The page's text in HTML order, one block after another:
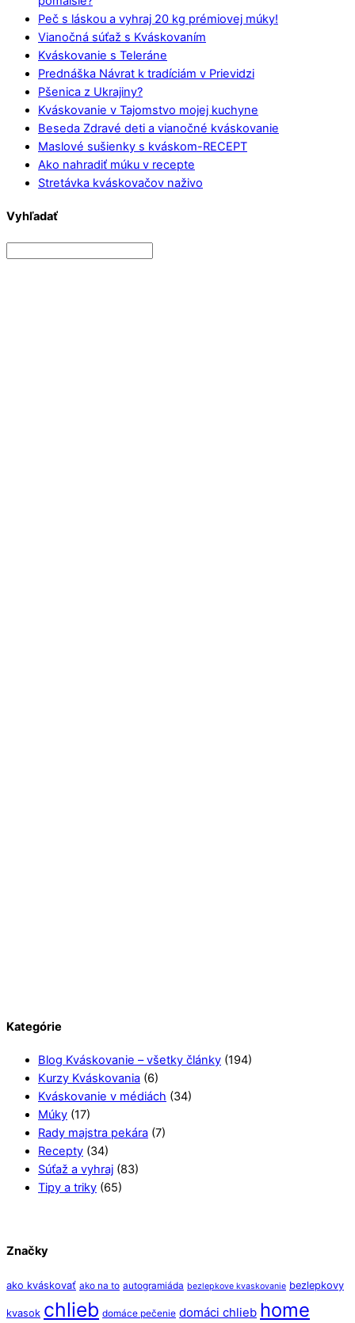
Peč s láskou a vyhraj 20 kg prémiovej múky!
Vianočná súťaž s Kváskovaním
Kváskovanie s Teleráne
Prednáška Návrat k tradíciám v Prievidzi
Pšenica z Ukrajiny?
Kváskovanie v Tajomstvo mojej kuchyne
Beseda Zdravé deti a vianočné kváskovanie
Maslové sušienky s kváskom-RECEPT
Ako nahradiť múku v recepte
Stretávka kváskovačov naživo
Vyhľadať
Kategórie
Blog Kváskovanie – všetky články (194)
Kurzy Kváskovania (6)
Kváskovanie v médiách (34)
Múky (17)
Rady majstra pekára (7)
Recepty (34)
Súťaž a vyhraj (83)
Tipy a triky (65)
Značky
ako kváskovať ako na to autogramiáda bezlepkove kvaskovanie bezlepkovy
kvasok chlieb domáce pečenie domáci chlieb home